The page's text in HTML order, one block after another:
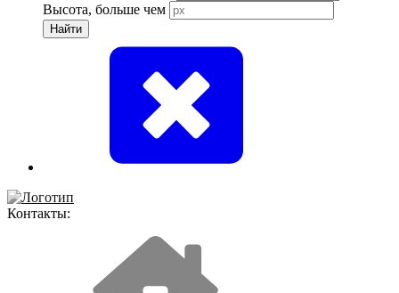
Высота, больше чем
Найти
Контакты: